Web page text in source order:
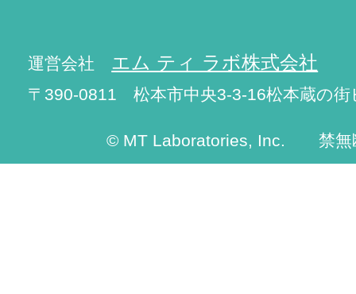
運営会社 エム ティ ラボ株式会社
〒390-0811 松本市中央3-3-16松本蔵の街
© MT Laboratories, Inc. 禁無